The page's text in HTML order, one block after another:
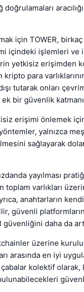
için TOWER,
içindeki işlemleri
yetkisiz erişimden
para
tutarak onları
bir güvenlik
erişimi önlemek
yalnızca
sağlayarak
yayılması
varlıkları
anahtarların
güvenli platformların
daha da
üzerine
arasında en iyi
kolektif olarak,